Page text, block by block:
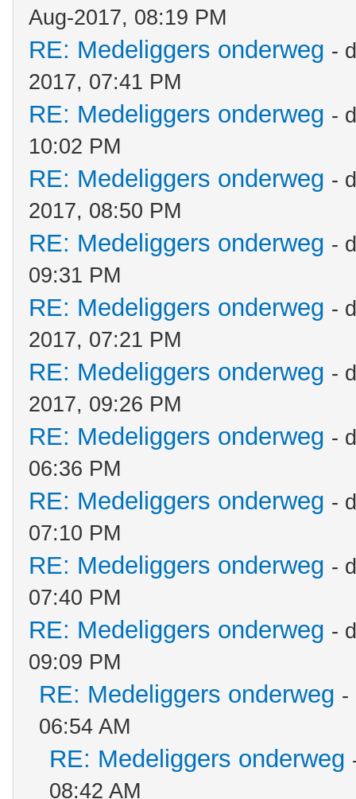
Aug-2017, 08:19 PM
RE: Medeliggers onderweg -
2017, 07:41 PM
RE: Medeliggers onderweg -
10:02 PM
RE: Medeliggers onderweg -
2017, 08:50 PM
RE: Medeliggers onderweg -
09:31 PM
RE: Medeliggers onderweg -
2017, 07:21 PM
RE: Medeliggers onderweg -
2017, 09:26 PM
RE: Medeliggers onderweg -
06:36 PM
RE: Medeliggers onderweg -
07:10 PM
RE: Medeliggers onderweg -
07:40 PM
RE: Medeliggers onderweg -
09:09 PM
RE: Medeliggers onderweg -
06:54 AM
RE: Medeliggers onderweg
08:42 AM